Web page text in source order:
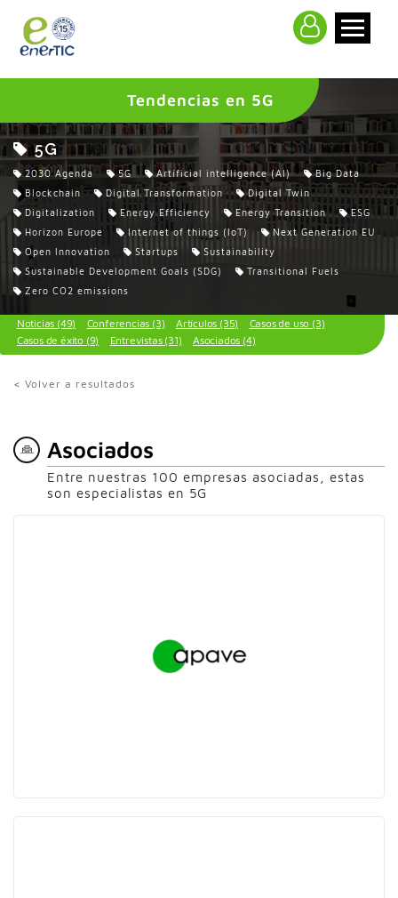
Tendencias en 5G
5G
2030 Agenda 5G Artificial intelligence (AI)
Big Data
Blockchain
Digital Transformation
Digital Twin
Digitalization
Energy Efficiency Energy Transition
ESG
Horizon Europe
Internet of things (IoT)
Next Generation EU
Open Innovation
Startups
Sustainability
Sustainable Development Goals (SDG)
Transitional Fuels
Zero CO2 emissions
Noticias (49) Conferencias (3) Artículos (35)
Casos de uso (3)
Casos de éxito (9)
Entrevistas (31) Asociados (4)
< Volver a resultados
Asociados
Entre nuestras 100 empresas asociadas, estas
son especialistas en 5G